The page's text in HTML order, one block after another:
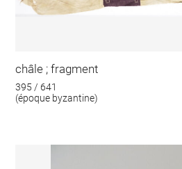
châle ; fragment
395 / 641
(époque byzantine)